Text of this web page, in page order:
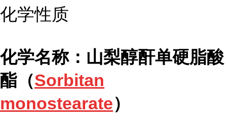
化学性质
化学名称：山梨醇酐单硬脂酸
酯（Sorbitan
monostearate）